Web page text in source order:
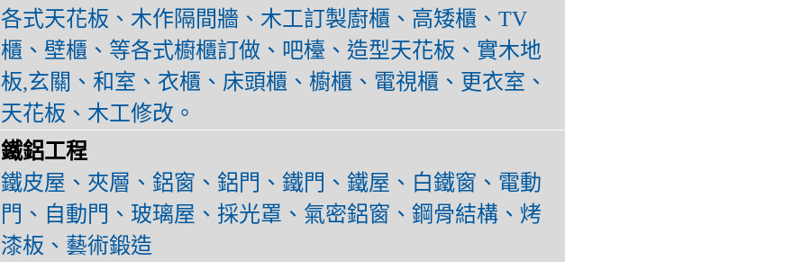
各式天花板、木作隔間牆、木工訂製廚櫃、高矮櫃、TV
櫃、壁櫃、等各式櫥櫃訂做、吧檯、造型天花板、實木地
板,玄關、和室、衣櫃、床頭櫃、櫥櫃、電視櫃、更衣室、
天花板、木工修改。
鐵鋁工程
鐵皮屋、夾層、鋁窗、鋁門、鐵門、鐵屋、白鐵窗、電動
門、自動門、玻璃屋、採光罩、氣密鋁窗、鋼骨結構、烤
漆板、藝術鍛造